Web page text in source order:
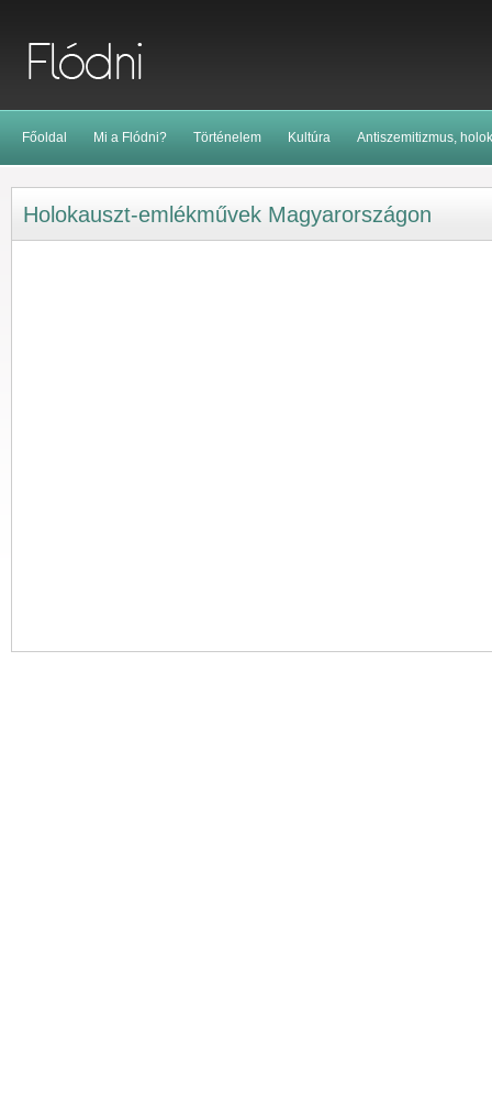
Főoldal Mi a Flódni? Történelem Kultúra Antiszemitizmus,
Holokauszt-emlékművek Magyarországon